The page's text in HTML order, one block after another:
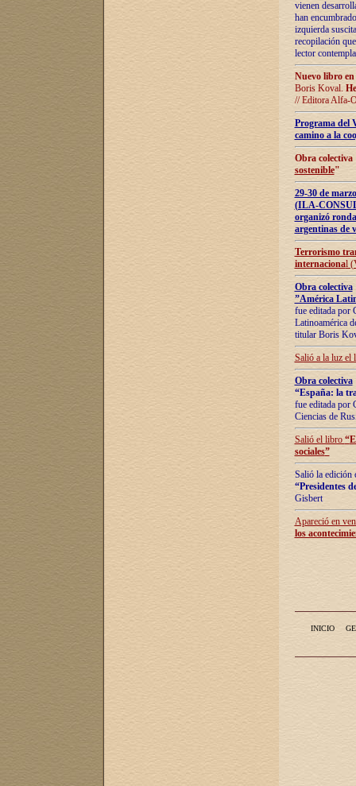
vienen
han
izquierda
recopilación
lector
Nuevo libro
Boris Koval.
// Editora Alfa-
Programa del
camino a la
Obra
sostenible"
29-30 de
(ILA-
organizó
argentinas de
Terrorismo
internacional
Obra colectiva
”América
fue editada por
Latinoamérica
titular Boris
Salió a la luz el
Obra colectiva
“España: la
fue editada por
Ciencias de
Salió el libro “
sociales”
Salió la edición
“Presidentes
Gisbert
Apareció en
los
INICIO